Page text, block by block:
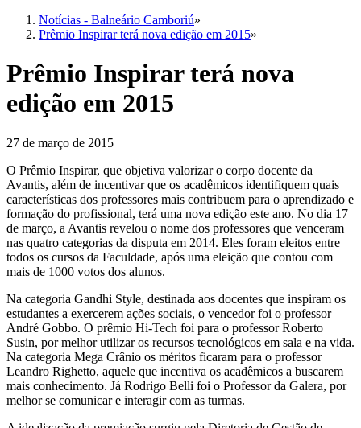
Notícias - Balneário Camboriú»
Prêmio Inspirar terá nova edição em 2015»
Prêmio Inspirar terá nova
edição em 2015
27 de março de 2015
O Prêmio Inspirar, que objetiva valorizar o corpo docente da
Avantis, além de incentivar que os acadêmicos identifiquem quais
características dos professores mais contribuem para o aprendizado e
formação do profissional, terá uma nova edição este ano. No dia 17
de março, a Avantis revelou o nome dos professores que venceram
nas quatro categorias da disputa em 2014. Eles foram eleitos entre
todos os cursos da Faculdade, após uma eleição que contou com
mais de 1000 votos dos alunos.
Na categoria Gandhi Style, destinada aos docentes que inspiram os
estudantes a exercerem ações sociais, o vencedor foi o professor
André Gobbo. O prêmio Hi-Tech foi para o professor Roberto
Susin, por melhor utilizar os recursos tecnológicos em sala e na vida.
Na categoria Mega Crânio os méritos ficaram para o professor
Leandro Righetto, aquele que incentiva os acadêmicos a buscarem
mais conhecimento. Já Rodrigo Belli foi o Professor da Galera, por
melhor se comunicar e interagir com as turmas.